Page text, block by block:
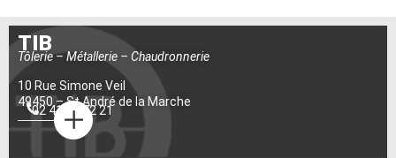
TIB
Tôlerie – Métallerie – Chaudronnerie
10 Rue Simone Veil
49450 – St André de la Marche
02 41 55 72 21